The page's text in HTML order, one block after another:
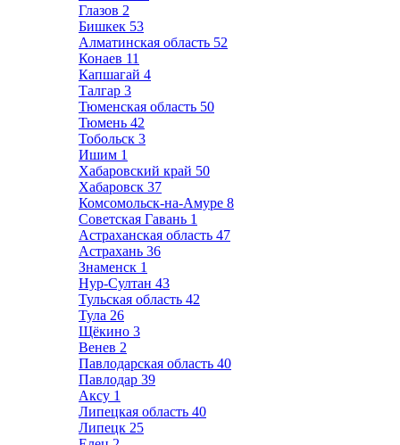
Глазов 2
Бишкек 53
Алматинская область 52
Конаев 11
Капшагай 4
Талгар 3
Тюменская область 50
Тюмень 42
Тобольск 3
Ишим 1
Хабаровский край 50
Хабаровск 37
Комсомольск-на-Амуре 8
Советская Гавань 1
Астраханская область 47
Астрахань 36
Знаменск 1
Нур-Султан 43
Тульская область 42
Тула 26
Щёкино 3
Венев 2
Павлодарская область 40
Павлодар 39
Аксу 1
Липецкая область 40
Липецк 25